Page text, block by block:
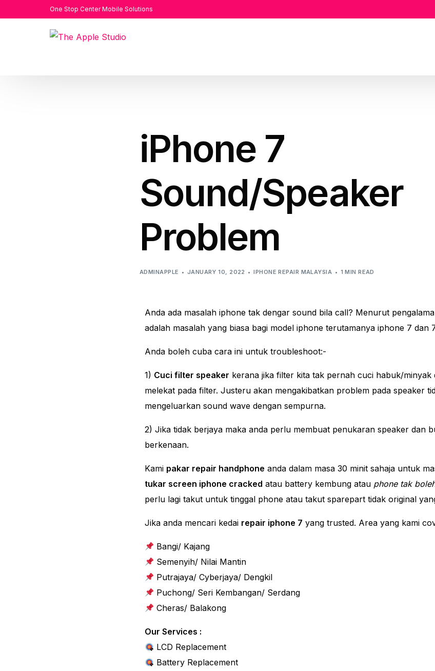
One Stop Center Mobile Solutions
iPhone 7
Sound/Speaker
Problem
ADMINAPPLE JANUARY 10, 2022 IPHONE REPAIR MALAYSIA 1 MIN READ
Anda ada masalah iphone tak dengar sound bila call? Menurut
adalah masalah yang biasa bagi model iphone terutamanya iphone 7 dan
Anda boleh cuba cara ini untuk troubleshoot:-
1) Cuci filter speaker kerana jika filter kita tak pernah cuci habuk/
melekat pada filter. Justeru akan mengakibatkan problem pada speaker
mengeluarkan sound wave dengan sempurna.
2) Jika tidak berjaya maka anda perlu membuat penukaran speaker dan
berkenaan.
Kami pakar repair handphone anda dalam masa 30 minit sahaja untuk
tukar screen iphone cracked atau battery kembung atau phone tak
perlu lagi takut untuk tinggal phone atau takut sparepart tidak original
Jika anda mencari kedai repair iphone 7 yang trusted. Area yang kami
Bangi/ Kajang
Semenyih/ Nilai Mantin
Putrajaya/ Cyberjaya/ Dengkil
Puchong/ Seri Kembangan/ Serdang
Cheras/ Balakong
Our Services :
LCD Replacement
Battery Replacement